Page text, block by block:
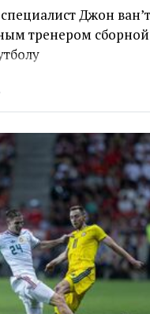
Джон
тренером сборной